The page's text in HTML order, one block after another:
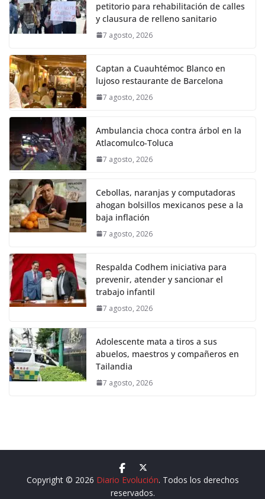
petitorio para rehabilitación de calles
y clausura de relleno sanitario
7 agosto, 2026
Captan a Cuauhtémoc Blanco en
lujoso restaurante de Barcelona
7 agosto, 2026
Ambulancia choca contra árbol en la
Atlacomulco-Toluca
7 agosto, 2026
Cebollas, naranjas y computadoras
ahogan bolsillos mexicanos pese a la
baja inflación
7 agosto, 2026
Respalda Codhem iniciativa para
prevenir, atender y sancionar el
trabajo infantil
7 agosto, 2026
Adolescente mata a tiros a sus
abuelos, maestros y compañeros en
Tailandia
7 agosto, 2026
Copyright © 2026 Diario Evolución. Todos los derechos
reservados.